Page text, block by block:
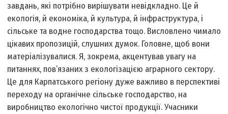
завдань, які потрібно вирішувати невідкладно. Це й
екологія, й економіка, й культура, й інфраструктура, і
сільське та водне господарства тощо. Висловлено чимало
цікавих пропозицій, слушних думок. Головне, щоб вони
матеріалізувалися. Я, зокрема, акцентував увагу на
питаннях, пов’язаних з екологізацією аграрного сектору.
Це для Карпатського регіону дуже важливо в перспективі
переходу на органічне сільське господарство, на
виробництво екологічно чистої продукції. Учасники